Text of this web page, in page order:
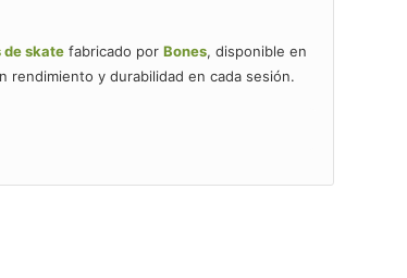
de skate fabricado porBones, disponible en
rendimiento y durabilidad en cada sesión.